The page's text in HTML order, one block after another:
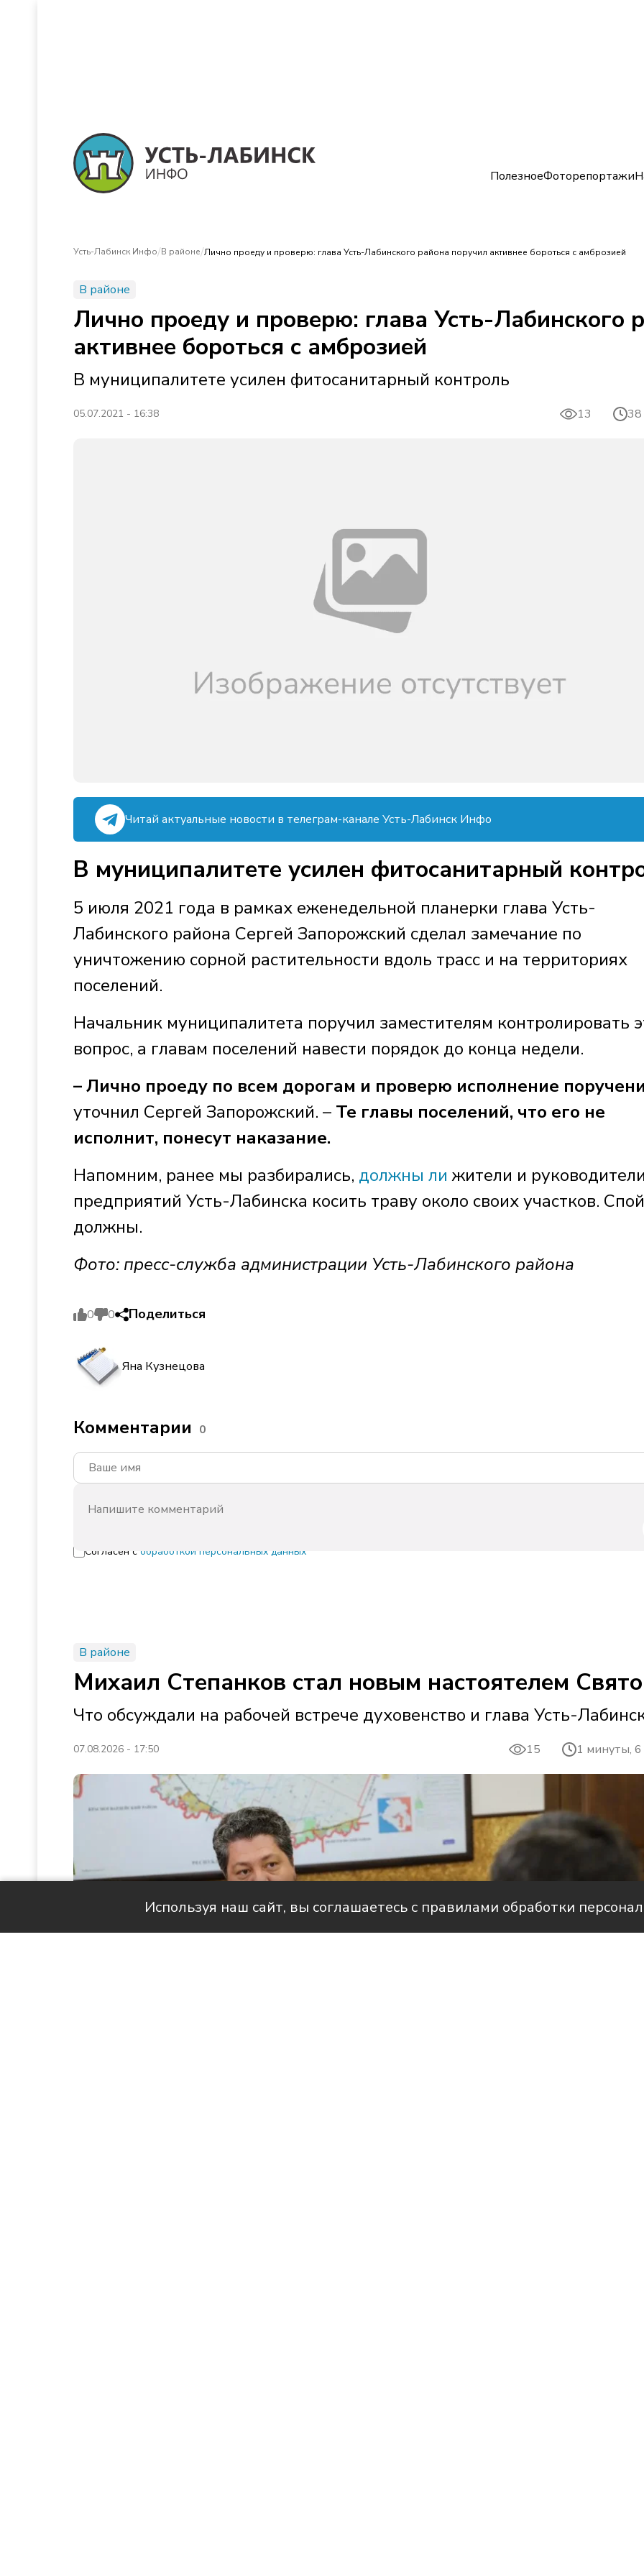
ПолезноеФоторепортажи
Усть-Лабинск Инфо/В районе/Лично проеду и проверю: глава Усть-Лабинского района поручил активнее бороться с амброзией
В районе
Лично проеду и проверю: глава Усть-Лабинского
активнее бороться с амброзией
В муниципалитете усилен фитосанитарный контроль
05.07.2021 - 16:38 13 38
Читай актуальные новости в телеграм-канале Усть-Лабинск Инфо
В муниципалитете усилен фитосанитарный
5 июля 2021 года в рамках еженедельной планерки глава Усть-
Лабинского района Сергей Запорожский сделал замечание по
уничтожению сорной растительности вдоль трасс и на территориях
поселений.
Начальник муниципалитета поручил заместителям контролировать
вопрос, а главам поселений навести порядок до конца недели.
– Лично проеду по всем дорогам и проверю исполнение
уточнил Сергей Запорожский. – Те главы поселений, что его не
исполнит, понесут наказание.
Напомним, ранее мы разбирались, должны ли жители и
предприятий Усть-Лабинска косить траву около своих участков.
должны.
Фото: пресс-служба администрации Усть-Лабинского района
0 0 Поделиться
Яна Кузнецова
Комментарии 0
Согласен с обработкой персональных данных
В районе
Михаил Степанков стал новым настоятелем
Что обсуждали на рабочей встрече духовенство и глава Усть-
07.08.2026 - 17:50 15 1 минуты, 6
Используя наш сайт, вы соглашаетесь с правилами обработки